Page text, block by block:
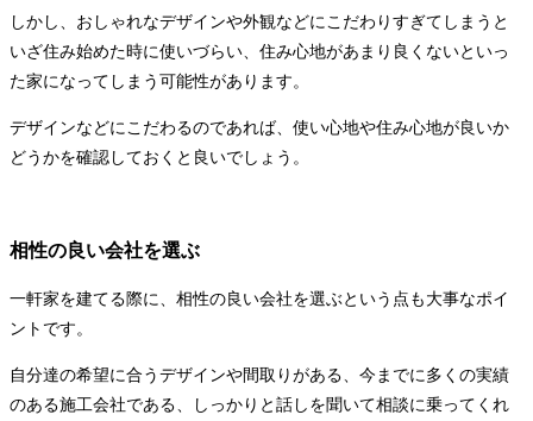
しかし、おしゃれなデザインや外観などにこだわりすぎてしまうと
いざ住み始めた時に使いづらい、住み心地があまり良くないといっ
た家になってしまう可能性があります。
デザインなどにこだわるのであれば、使い心地や住み心地が良いか
どうかを確認しておくと良いでしょう。
相性の良い会社を選ぶ
一軒家を建てる際に、相性の良い会社を選ぶという点も大事なポイ
ントです。
自分達の希望に合うデザインや間取りがある、今までに多くの実績
のある施工会社である、しっかりと話しを聞いて相談に乗ってくれ